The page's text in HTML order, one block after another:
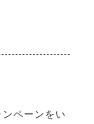
ペーンをい